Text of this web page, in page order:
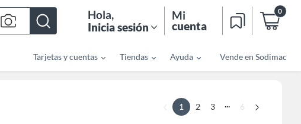
Hola,
Inicia sesión
Mi
cuenta
0
Tarjetas y cuentas Tiendas Ayuda Vende en Sodimac
1 2 3 ... 6